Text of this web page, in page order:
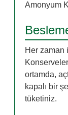
Amonyum
Her zaman
ortamda,
kapalı bir
tüketiniz.